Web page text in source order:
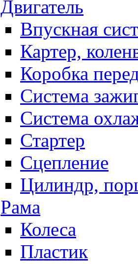
Двигатель
Впускная
Картер,
Коробка
Система
Система
Стартер
Сцепление
Цилиндр,
Рама
Колеса
Пластик